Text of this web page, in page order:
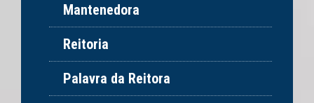
Mantenedora
Reitoria
Palavra da Reitora